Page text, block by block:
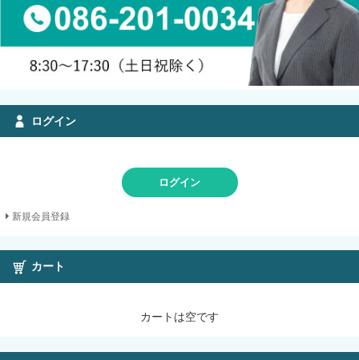
ログイン
ログイン
新規会員登録
カート
カートは空です